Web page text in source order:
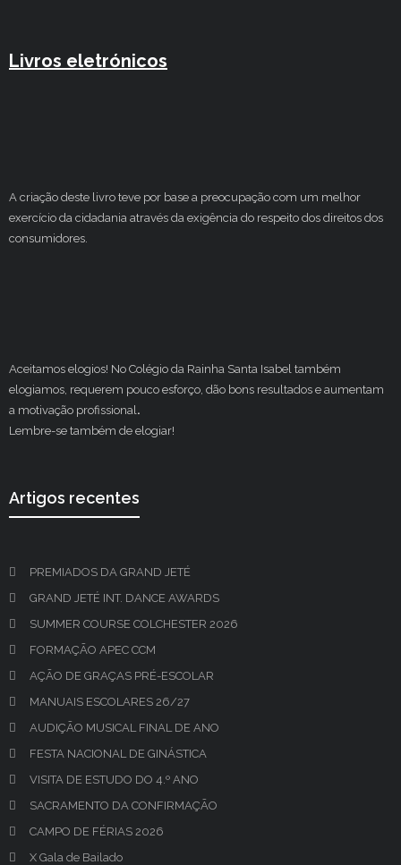
Livros eletrónicos
A criação deste livro teve por base a preocupação com um melhor
exercício da cidadania através da exigência do respeito dos direitos dos
consumidores.
Aceitamos elogios! No Colégio da Rainha Santa Isabel também
elogiamos, requerem pouco esforço, dão bons resultados e aumentam
a motivação profissional.
Lembre-se também de elogiar!
Artigos recentes
PREMIADOS DA GRAND JETÉ
GRAND JETÉ INT. DANCE AWARDS
SUMMER COURSE COLCHESTER 2026
FORMAÇÃO APEC CCM
AÇÃO DE GRAÇAS PRÉ-ESCOLAR
MANUAIS ESCOLARES 26/27
AUDIÇÃO MUSICAL FINAL DE ANO
FESTA NACIONAL DE GINÁSTICA
VISITA DE ESTUDO DO 4.º ANO
SACRAMENTO DA CONFIRMAÇÃO
CAMPO DE FÉRIAS 2026
X Gala de Bailado